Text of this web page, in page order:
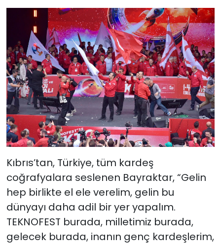
Kıbrıs’tan, Türkiye, tüm kardeş
coğrafyalara seslenen Bayraktar, “Gelin
hep birlikte el ele verelim, gelin bu
dünyayı daha adil bir yer yapalım.
TEKNOFEST burada, milletimiz burada,
gelecek burada, inanın genç kardeşlerim,